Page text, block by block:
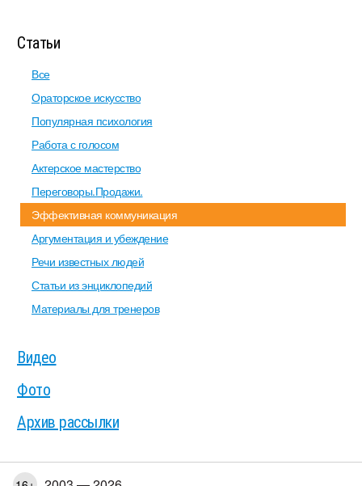
Статьи
Все
Ораторское искусство
Популярная психология
Работа с голосом
Актерское мастерство
Переговоры.Продажи.
Эффективная коммуникация
Аргументация и убеждение
Речи известных людей
Статьи из энциклопедий
Материалы для тренеров
Видео
Фото
Архив рассылки